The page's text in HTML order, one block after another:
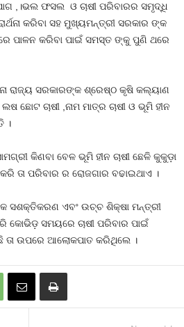
,।ଭଲ ଫସଲ ଓ ଚାଷୀ ପରିବାରର ସମୃଦ୍ଧି
କରିବା ସହ ମୁଖ୍ୟମନ୍ତ୍ରୀ ସରକାର ଙ୍କ
ପାଳନ କରିବା ପାଇଁ ସମସ୍ତ ଙ୍କୁ ପୁଣି ଥରେ
ରାଜ୍ୟ ସରକାରଙ୍କ ଶ୍ରେଷ୍ଠ କୃଷି କଲ୍ୟାଣ
ଛୋଟ ଚାଷୀ ,ନାମ ମାତ୍ର ଚାଷୀ ଓ ଭୂମି ହୀନ
।
କିଣବା ବେଳ ଭୂମି ହୀନ ଚାଷୀ ଛେଳି କୁକୁଡ଼ା
ତା ପରିବାର ର ରୋଜଗାର ବଢାଇଥାଏ ।
ସଶକ୍ତିକରଣ ଏବଂ ଉଚ୍ଚ ଶିକ୍ଷା ମନ୍ତ୍ରୀ
କୋଭିଡ଼ ସମୟରେ ଚାଷୀ ପରିବାର ପାଇଁ
ତା ଉପରେ ଆଲୋକପାତ କରିଥିଲେ ।